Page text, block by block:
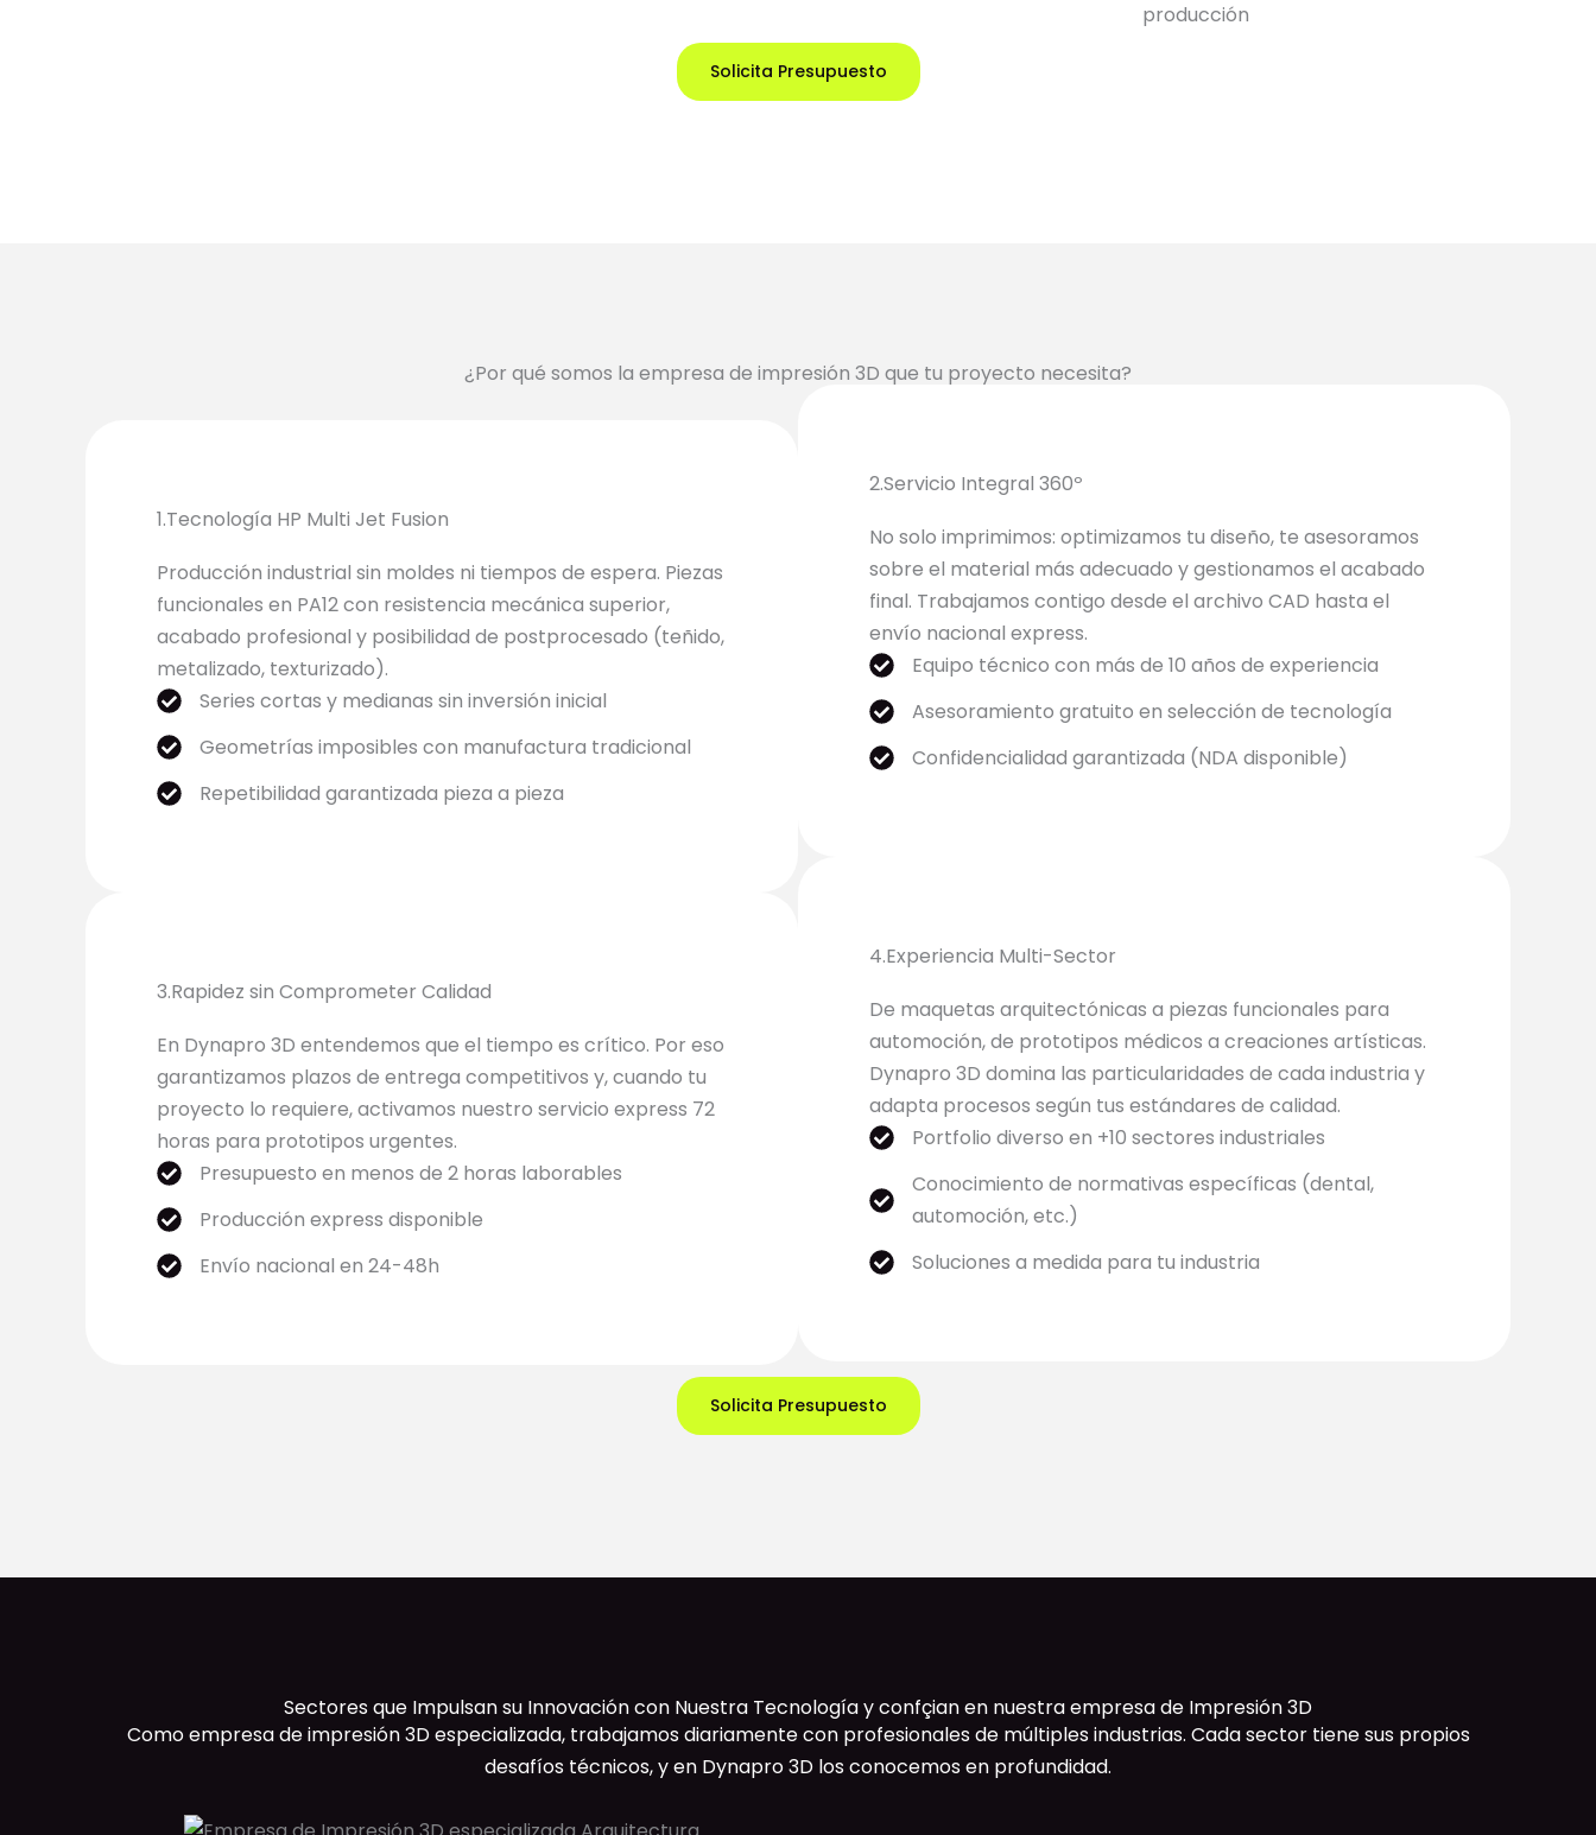
producción
Solicita Presupuesto
¿Por qué somos la empresa de impresión 3D que tu proyecto necesita?
1.Tecnología HP Multi Jet Fusion
Producción industrial sin moldes ni tiempos de espera. Piezas
funcionales en PA12 con resistencia mecánica superior,
acabado profesional y posibilidad de postprocesado (teñido,
metalizado, texturizado).
Series cortas y medianas sin inversión inicial
Geometrías imposibles con manufactura tradicional
Repetibilidad garantizada pieza a pieza
3.Rapidez sin Comprometer Calidad
En Dynapro 3D entendemos que el tiempo es crítico. Por eso
garantizamos plazos de entrega competitivos y, cuando tu
proyecto lo requiere, activamos nuestro servicio express 72
horas para prototipos urgentes.
Presupuesto en menos de 2 horas laborables
Producción express disponible
Envío nacional en 24-48h
2.Servicio Integral 360º
No solo imprimimos: optimizamos tu diseño, te asesoramos
sobre el material más adecuado y gestionamos el acabado
final. Trabajamos contigo desde el archivo CAD hasta el
envío nacional express.
Equipo técnico con más de 10 años de experiencia
Asesoramiento gratuito en selección de tecnología
Confidencialidad garantizada (NDA disponible)
4.Experiencia Multi-Sector
De maquetas arquitectónicas a piezas funcionales para
automoción, de prototipos médicos a creaciones artísticas.
Dynapro 3D domina las particularidades de cada industria y
adapta procesos según tus estándares de calidad.
Portfolio diverso en +10 sectores industriales
Conocimiento de normativas específicas (dental,
automoción, etc.)
Soluciones a medida para tu industria
Solicita Presupuesto
Sectores que Impulsan su Innovación con Nuestra Tecnología y confçian en nuestra empresa de Impresión 3D
Como empresa de impresión 3D especializada, trabajamos diariamente con profesionales de múltiples industrias. Cada sector tiene sus propios
desafíos técnicos, y en Dynapro 3D los conocemos en profundidad.